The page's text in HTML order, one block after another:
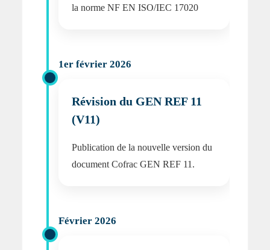
la norme NF EN ISO/IEC 17020
1er février 2026
Révision du GEN REF 11
(V11)
Publication de la nouvelle version du
document Cofrac GEN REF 11.
Février 2026